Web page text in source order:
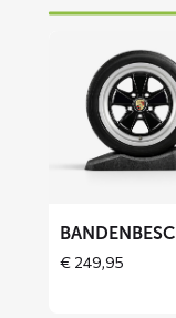
€ 249,95